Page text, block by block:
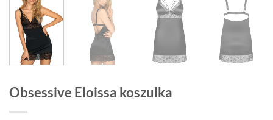
Obsessive Eloissa koszulka